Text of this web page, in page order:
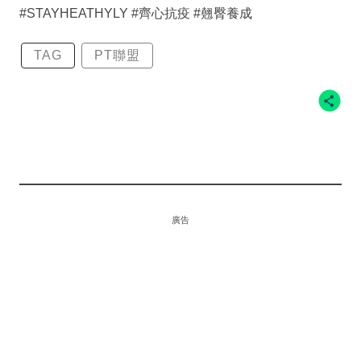
#STAYHEATHYLY #齊心抗疫 #翹臀養成
TAG PT聯盟
廣告